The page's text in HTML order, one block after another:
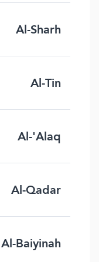
Al-Sharh
Al-Tin
Al-'Alaq
Al-Qadar
Al-Baiyinah